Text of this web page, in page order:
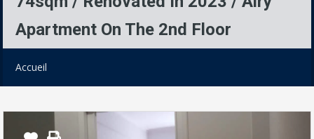
Apartment On The 2nd Floor
Accueil